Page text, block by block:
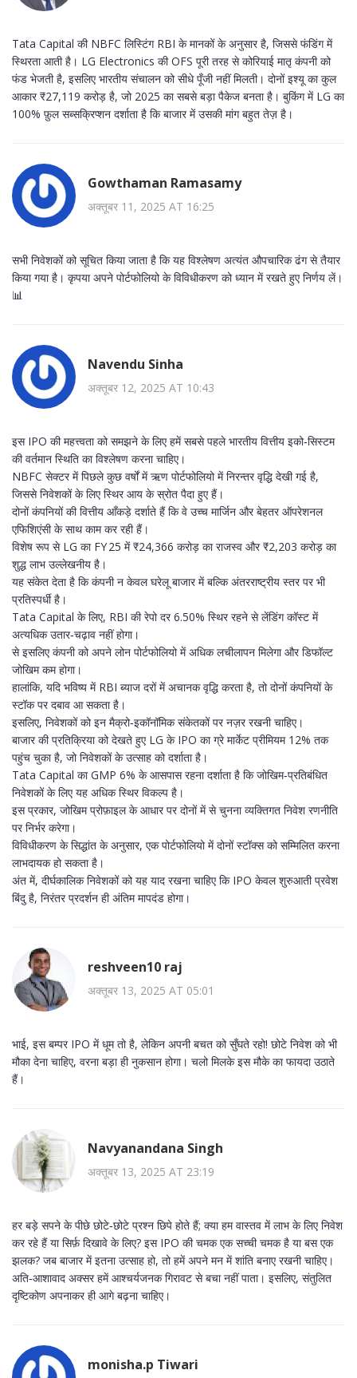
Tata Capital की NBFC लिस्टिंग RBI के मानकों के अनुसार है, जिससे फंडिंग में
स्थिरता आती है। LG Electronics की OFS पूरी तरह से कोरियाई मातृ कंपनी को
फंड भेजती है, इसलिए भारतीय संचालन को सीधे पूँजी नहीं मिलती। दोनों इश्यू का कुल
आकार ₹27,119 करोड़ है, जो 2025 का सबसे बड़ा पैकेज बनता है। बुकिंग में LG का
100% फ़ुल सब्सक्रिप्शन दर्शाता है कि बाजार में उसकी मांग बहुत तेज़ है।
Gowthaman Ramasamy
अक्तूबर 11, 2025 AT 16:25
सभी निवेशकों को सूचित किया जाता है कि यह विश्लेषण अत्यंत औपचारिक ढंग से तैयार
किया गया है। कृपया अपने पोर्टफोलियो के विविधीकरण को ध्यान में रखते हुए निर्णय लें।
📊
Navendu Sinha
अक्तूबर 12, 2025 AT 10:43
इस IPO की महत्त्वता को समझने के लिए हमें सबसे पहले भारतीय वित्तीय इको‑सिस्टम
की वर्तमान स्थिति का विश्लेषण करना चाहिए।
NBFC सेक्टर में पिछले कुछ वर्षों में ऋण पोर्टफोलियो में निरन्तर वृद्धि देखी गई है,
जिससे निवेशकों के लिए स्थिर आय के स्रोत पैदा हुए हैं।
दोनों कंपनियों की वित्तीय आँकड़े दर्शाते हैं कि वे उच्च मार्जिन और बेहतर ऑपरेशनल
एफिशिएंसी के साथ काम कर रही हैं।
विशेष रूप से LG का FY 25 में ₹24,366 करोड़ का राजस्व और ₹2,203 करोड़ का
शुद्ध लाभ उल्लेखनीय है।
यह संकेत देता है कि कंपनी न केवल घरेलू बाजार में बल्कि अंतरराष्ट्रीय स्तर पर भी
प्रतिस्पर्धी है।
Tata Capital के लिए, RBI की रेपो दर 6.50% स्थिर रहने से लेंडिंग कॉस्ट में
अत्यधिक उतार‑चढ़ाव नहीं होगा।
से इसलिए कंपनी को अपने लोन पोर्टफोलियो में अधिक लचीलापन मिलेगा और डिफॉल्ट
जोखिम कम होगा।
हालांकि, यदि भविष्य में RBI ब्याज दरों में अचानक वृद्धि करता है, तो दोनों कंपनियों के
स्टॉक पर दबाव आ सकता है।
इसलिए, निवेशकों को इन मैक्रो‑इकॉनॉमिक संकेतकों पर नज़र रखनी चाहिए।
बाजार की प्रतिक्रिया को देखते हुए LG के IPO का ग्रे मार्केट प्रीमियम 12% तक
पहुंच चुका है, जो निवेशकों के उत्साह को दर्शाता है।
Tata Capital का GMP 6% के आसपास रहना दर्शाता है कि जोखिम‑प्रतिबंधित
निवेशकों के लिए यह अधिक स्थिर विकल्प है।
इस प्रकार, जोखिम प्रोफ़ाइल के आधार पर दोनों में से चुनना व्यक्तिगत निवेश रणनीति
पर निर्भर करेगा।
विविधीकरण के सिद्धांत के अनुसार, एक पोर्टफोलियो में दोनों स्टॉक्स को सम्मिलित करना
लाभदायक हो सकता है।
अंत में, दीर्घकालिक निवेशकों को यह याद रखना चाहिए कि IPO केवल शुरुआती प्रवेश
बिंदु है, निरंतर प्रदर्शन ही अंतिम मापदंड होगा।
reshveen10 raj
अक्तूबर 13, 2025 AT 05:01
भाई, इस बम्पर IPO में धूम तो है, लेकिन अपनी बचत को सुँघते रहो! छोटे निवेश को भी
मौका देना चाहिए, वरना बड़ा ही नुकसान होगा। चलो मिलके इस मौके का फायदा उठाते
हैं।
Navyanandana Singh
अक्तूबर 13, 2025 AT 23:19
हर बड़े सपने के पीछे छोटे‑छोटे प्रश्न छिपे होते हैं; क्या हम वास्तव में लाभ के लिए निवेश
कर रहे हैं या सिर्फ़ दिखावे के लिए? इस IPO की चमक एक सच्ची चमक है या बस एक
झलक? जब बाजार में इतना उत्साह हो, तो हमें अपने मन में शांति बनाए रखनी चाहिए।
अति‑आशावाद अक्सर हमें आश्चर्यजनक गिरावट से बचा नहीं पाता। इसलिए, संतुलित
दृष्टिकोण अपनाकर ही आगे बढ़ना चाहिए।
monisha.p Tiwari